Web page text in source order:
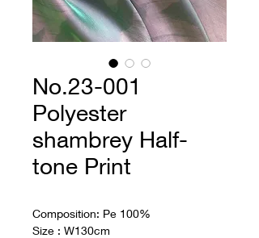
No.23-001
Polyester
shambrey Half-
tone Print
Composition: Pe 100%
Size : W130cm